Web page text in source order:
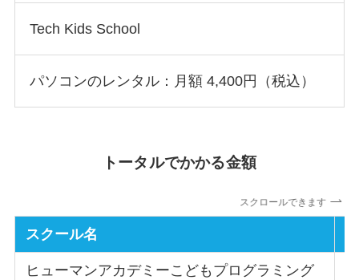
Tech Kids School
パソコンのレンタル：月額 4,400円（税込）
トータルでかかる金額
スクロールできます
スクール名
ヒューマンアカデミーこどもプログラミング